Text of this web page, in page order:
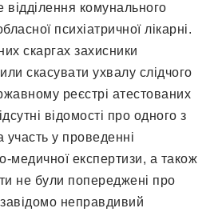
відділення комунального
психіатричної лікарні.
скаргах захисники
скасувати ухвалу слідчого
реєстрі атестованих
відомості про одного з
участь у проведенні
медичної експертизи, а також
не були попереджені про
завідомо неправдивий